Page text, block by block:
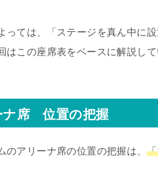
っては、「ステージを真ん中に
はこの座席表をベースに解説して
ナ席 位置の把握
のアリーナ席の位置の把握は、